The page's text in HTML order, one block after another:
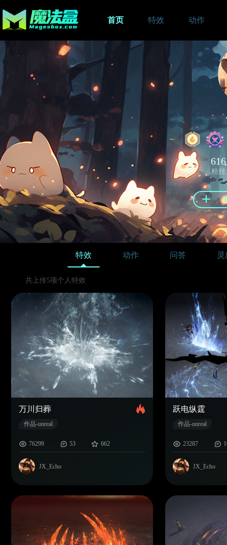
首页 特效 动作
616
粉丝
特效 动作 问答 灵
共上传5项个人特效
万川归葬
作品-unreal
76299 53 662
JX_Echo
跃电纵霆
作品-unreal
23287
JX_Echo